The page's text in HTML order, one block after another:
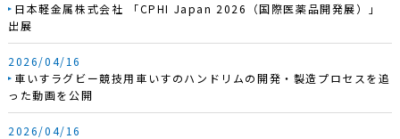
日本軽金属株式会社 「CPHI Japan 2026（国際医薬品開発展）」
出展
2026/04/16
車いすラグビー競技用車いすのハンドリムの開発・製造プロセスを追
った動画を公開
2026/04/16